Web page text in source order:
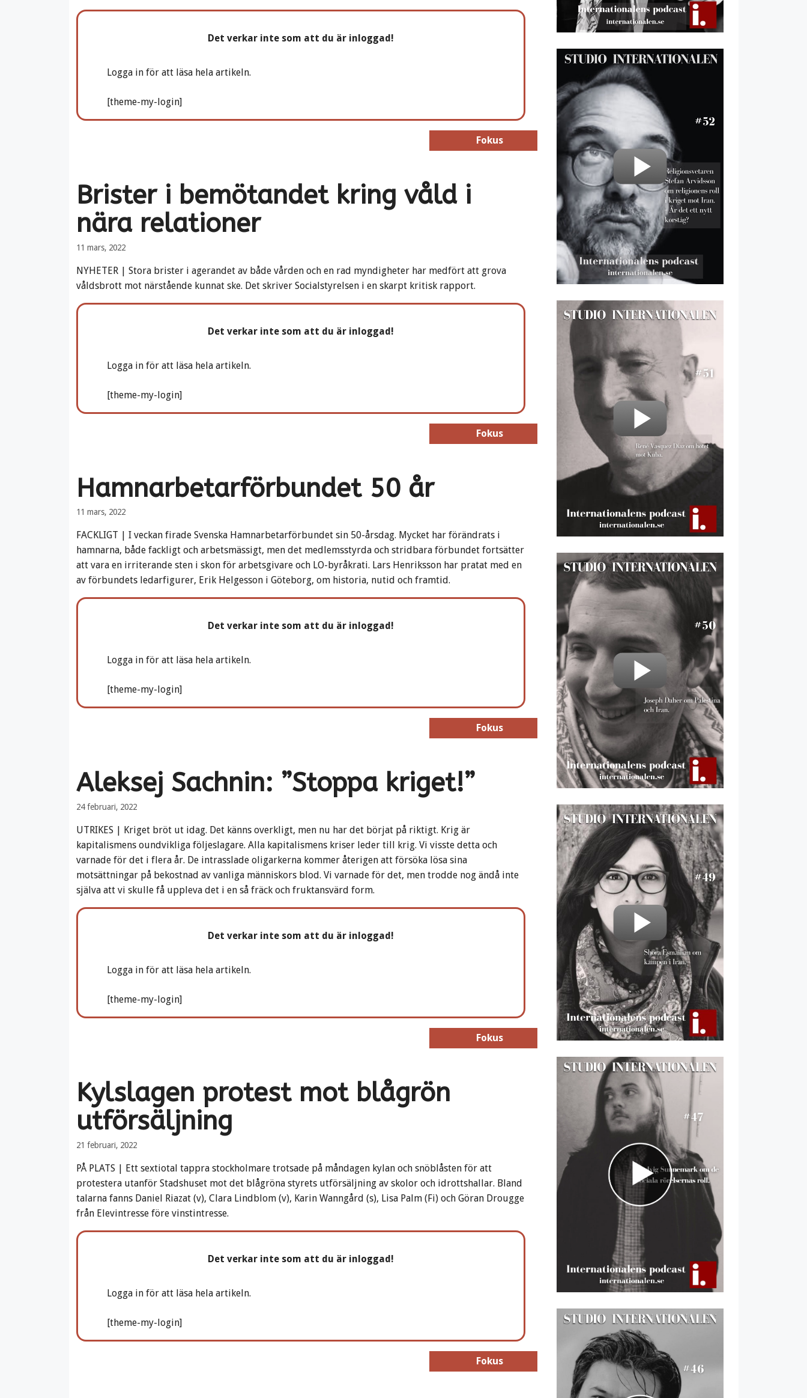
Det verkar inte som att du är inloggad!
Logga in för att läsa hela artikeln.
[theme-my-login]
Fokus
Fokus
Brister i bemötandet kring våld i
nära relationer
11 mars, 2022
NYHETER | Stora brister i agerandet av både vården och en rad myndigheter har medfört att grova
våldsbrott mot närstående kunnat ske. Det skriver Socialstyrelsen i en skarpt kritisk rapport.
Det verkar inte som att du är inloggad!
Logga in för att läsa hela artikeln.
[theme-my-login]
Fokus
Fokus
Hamnarbetarförbundet 50 år
11 mars, 2022
FACKLIGT | I veckan firade Svenska Hamnarbetarförbundet sin 50-årsdag. Mycket har förändrats i
hamnarna, både fackligt och arbetsmässigt, men det medlemsstyrda och stridbara förbundet fortsätter
att vara en irriterande sten i skon för arbetsgivare och LO-byråkrati. Lars Henriksson har pratat med en
av förbundets ledarfigurer, Erik Helgesson i Göteborg, om historia, nutid och framtid.
Det verkar inte som att du är inloggad!
Logga in för att läsa hela artikeln.
[theme-my-login]
Fokus
Fokus
Aleksej Sachnin: ”Stoppa kriget!”
24 februari, 2022
UTRIKES | Kriget bröt ut idag. Det känns overkligt, men nu har det börjat på riktigt. Krig är
kapitalismens oundvikliga följeslagare. Alla kapitalismens kriser leder till krig. Vi visste detta och
varnade för det i flera år. De intrasslade oligarkerna kommer återigen att försöka lösa sina
motsättningar på bekostnad av vanliga människors blod. Vi varnade för det, men trodde nog ändå inte
själva att vi skulle få uppleva det i en så fräck och fruktansvärd form.
Det verkar inte som att du är inloggad!
Logga in för att läsa hela artikeln.
[theme-my-login]
Fokus
Fokus
Kylslagen protest mot blågrön
utförsäljning
21 februari, 2022
PÅ PLATS | Ett sextiotal tappra stockholmare trotsade på måndagen kylan och snöblåsten för att
protestera utanför Stadshuset mot det blågröna styrets utförsäljning av skolor och idrottshallar. Bland
talarna fanns Daniel Riazat (v), Clara Lindblom (v), Karin Wanngård (s), Lisa Palm (Fi) och Göran Drougge
från Elevintresse före vinstintresse.
Det verkar inte som att du är inloggad!
Logga in för att läsa hela artikeln.
[theme-my-login]
Fokus
Fokus